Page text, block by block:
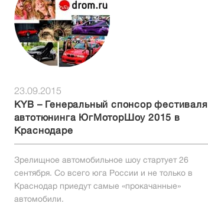
23.09.2015
KYB – Генеральный спонсор фестиваля
автотюнинга ЮгМоторШоу 2015 в
Краснодаре
Зрелищное автомобильное шоу стартует 26
сентября. Со всего юга России и не только в
Краснодар приедут самые «прокачанные»
автомобили.